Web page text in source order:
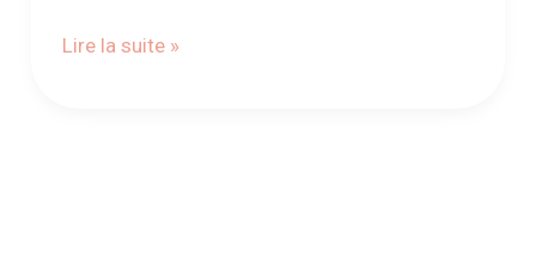
Lire la suite »